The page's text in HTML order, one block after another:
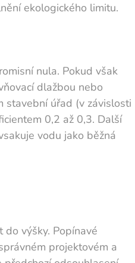
ekologického limitu.
nula. Pokud však
dlažbou nebo
stavební úřad (v závislosti
0,2 až 0,3. Další
vodu jako běžná
výšky. Popínavé
projektovém a